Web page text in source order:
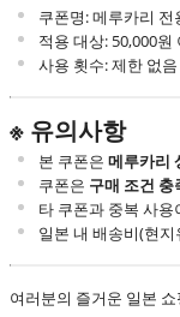
쿠폰명: 메루카리
적용 대상: 50,000원
사용 횟수: 제한 없
※ 유의사항
본 쿠폰은 메루카리
쿠폰은 구매 조건 충
타 쿠폰과 중복 사
일본 내 배송비(현
여러분의 즐거운 일본 쇼